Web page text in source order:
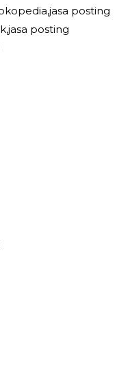
posting
posting